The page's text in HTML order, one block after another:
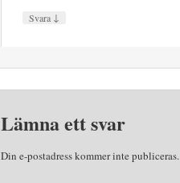
Svara ↓
Lämna ett svar
Din e-postadress kommer inte publiceras.